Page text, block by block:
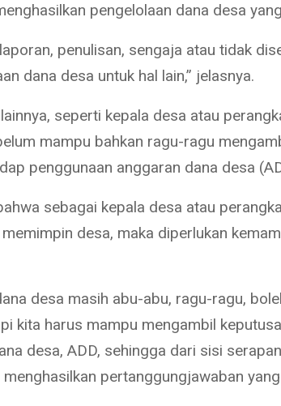
pengelolaan dana desa
penulisan, sengaja atau tidak
dana desa untuk hal lain,” jelasnya.
seperti kepala desa atau
mampu bahkan ragu-ragu
penggunaan anggaran dana desa
sebagai kepala desa atau
desa, maka diperlukan
desa masih abu-abu, ragu-ragu,
kita harus mampu mengambil
desa, ADD, sehingga dari sisi
pertanggungjawaban yang